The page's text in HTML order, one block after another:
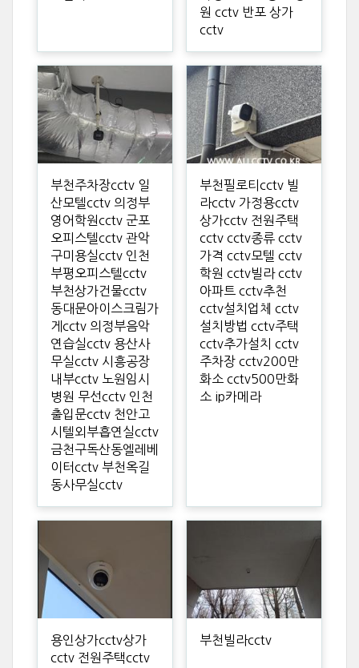
원 cctv 반포 상가
cctv
부천주차장cctv 일
산모텔cctv 의정부
영어학원cctv 군포
오피스텔cctv 관악
구미용실cctv 인천
부평오피스텔cctv
부천상가건물cctv
동대문아이스크림가
게cctv 의정부음악
연습실cctv 용산사
무실cctv 시흥공장
내부cctv 노원임시
병원 무선cctv 인천
출입문cctv 천안고
시텔외부흡연실cctv
금천구독산동엘레베
이터cctv 부천옥길
동사무실cctv
부천필로티cctv 빌
라cctv 가정용cctv
상가cctv 전원주택
cctv cctv종류 cctv
가격 cctv모텔 cctv
학원 cctv빌라 cctv
아파트 cctv추천
cctv설치업체 cctv
설치방법 cctv주택
cctv추가설치 cctv
주차장 cctv200만
화소 cctv500만화
소 ip카메라
용인상가cctv상가
cctv 전원주택cctv
부천빌라cctv